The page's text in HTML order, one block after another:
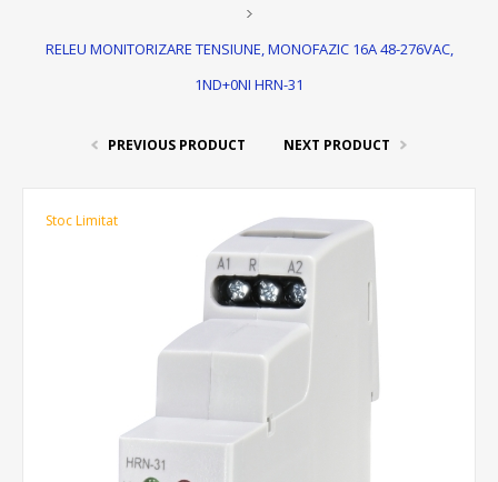
RELEU MONITORIZARE TENSIUNE, MONOFAZIC 16A 48-276VAC,
1ND+0NI HRN-31
PREVIOUS PRODUCT NEXT PRODUCT
Stoc Limitat